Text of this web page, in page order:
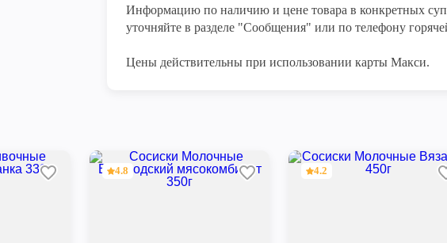
Информацию по наличию и цене товара в конкретных
уточняйте в разделе "Сообщения" или по телефону
Цены действительны при использовании карты Макси.
4.8 4.2